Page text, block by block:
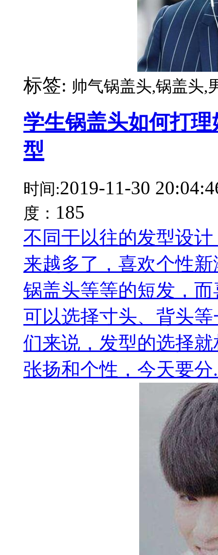
标签: 帅气锅盖头,锅盖头,
学生锅盖头如何打
型
时间:2019-11-30
度： 185
不同于以往的发型设
来越多了，喜欢个性
锅盖头等等的短发，
可以选择寸头、背头
们来说，发型的选择
张扬和个性，今天要分